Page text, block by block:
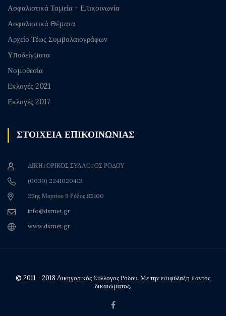
Ασφαλιστικά Ταμεία - Επικοινωνία
Ασφαλιστικά Θέματα
Αρχείο Τέως Συμβολαιογράφων
Υποδείγματα
Νομοθεσία
Εκλογές 2021
Εκλογές 2017
ΣΤΟΙΧΕΙΑ ΕΠΙΚΟΙΝΩΝΙΑΣ
ΔΙΚΗΓΟΡΙΚΟΣ ΣΥΛΛΟΓΟΣ ΡΟΔΟΥ
(0030) 2241020413
25ης Μαρτίου 9 Ρόδος 85100
info@dsrnet.gr
www.dsrnet.gr
© 2011 - 2018 Δικηγορικός Σύλλογος Ρόδου. Με την επιφύλαξη παντός
δικαιώματος.